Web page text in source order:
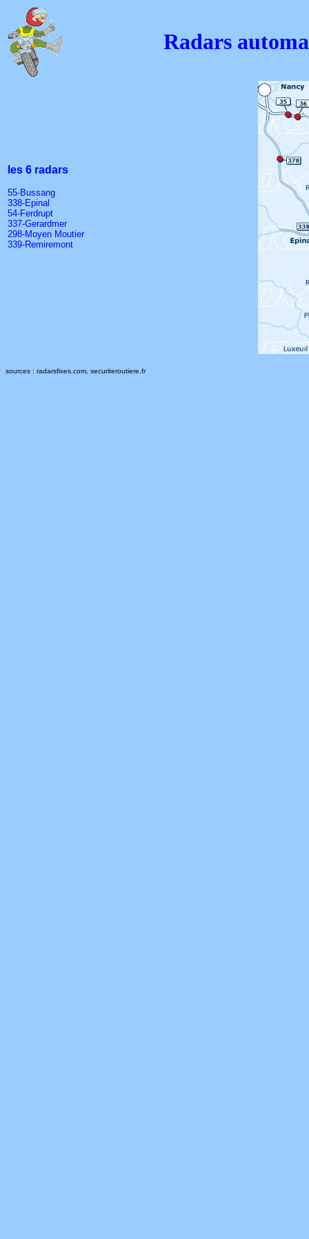
Radars
les 6 radars
55-Bussang
338-Epinal
54-Ferdrupt
337-Gerardmer
298-Moyen Moutier
339-Remiremont
sources : radarsfixes.com, securiteroutiere.fr